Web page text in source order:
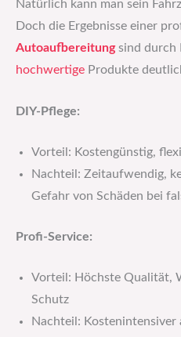
Natürlich kann man sein
Doch die Ergebnisse einer
Autoaufbereitungsind durch
hochwertige Produkte
DIY-Pflege:
Vorteil: Kostengünstig,
Nachteil: Zeitaufwendig,
Gefahr von Schäden bei
Profi-Service:
Vorteil: Höchste Qualität,
Schutz
Nachteil: Kostenintensiver